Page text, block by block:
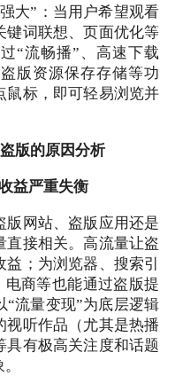
大”：当用户希望观看
键词联想、页面优化等
“流畅播”、高速下载
版资源保存存储等功
鼠标，即可轻易浏览并
版的原因分析
益严重失衡
网站、盗版应用还是
直接相关。高流量让盗
；为浏览器、搜索引
商等也能通过盗版提
流量变现”为底层逻辑
视听作品（尤其是热播
具有极高关注度和话题